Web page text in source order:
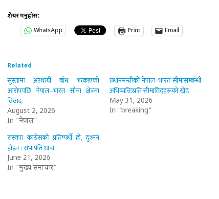
शेयर गर्नुहोस:
WhatsApp
Print Email
Related
सुस्तामा अस्थायी बाँध भत्काएको
आरोपपछि नेपाल–भारत सीमा क्षेत्रमा
विवाद
August 2, 2026
In "नेपाल"
प्रधानमन्त्रीको नेपाल–भारत सीमासम्बन्धी
अभिव्यक्तिप्रति सीमाविद्हरूको खेद
May 31, 2026
In "breaking"
रास्वपा कांग्रेसको प्रतिष्पर्धी हो, दुश्मन
होइन : सभापति थापा
June 21, 2026
In "मुख्य समाचार"